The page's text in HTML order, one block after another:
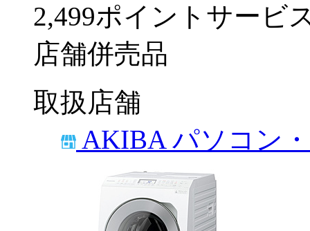
2,499ポイントサービ
店舗併売品
取扱店舗
AKIBA パソコン